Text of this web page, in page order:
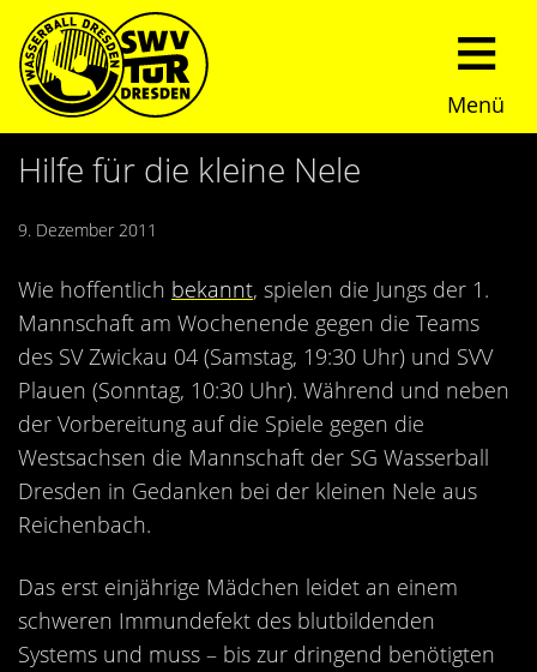
Menü
Start
Über uns
Trainingszeiten
Sommerturnier
Presseberichte
Videos
Bekleidung
Termine
News
Nachwuchs
Fundraising
Hilfe für die kleine Nele
9. Dezember 2011
Wie hoffentlich bekannt, spielen die Jungs der 1.
Mannschaft am Wochenende gegen die Teams
des SV Zwickau 04 (Samstag, 19:30 Uhr) und SVV
Plauen (Sonntag, 10:30 Uhr). Während und neben
der Vorbereitung auf die Spiele gegen die
Westsachsen die Mannschaft der SG Wasserball
Dresden in Gedanken bei der kleinen Nele aus
Reichenbach.
Das erst einjährige Mädchen leidet an einem
schweren Immundefekt des blutbildenden
Systems und muss – bis zur dringend benötigten